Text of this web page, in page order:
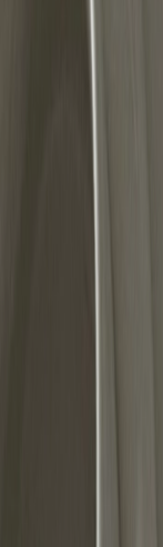
om extra te
advertenties,
campagne
2025 draaien
Wil je zorgen
presteren?
een strategie
Meta’s
basis van